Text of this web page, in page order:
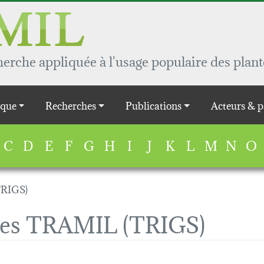
appliquée à l'usage populaire des
Recherches Publications Acteurs &
C D E F G H I J K L M N O
TRAMIL (TRIGS)